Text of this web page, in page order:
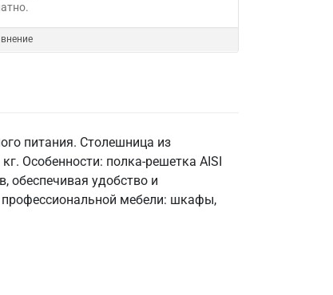
питания. Столешница из
Особенности: полка-решетка AISI
обеспечивая удобство и
профессиональной мебели: шкафы,